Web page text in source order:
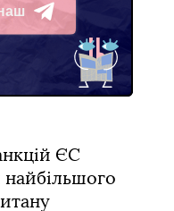
ЄС
найбільшого